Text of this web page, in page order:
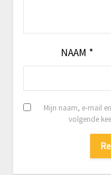
NAAM *
Mijn naam, e-mail
volgende